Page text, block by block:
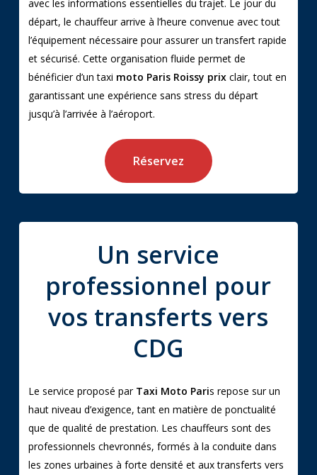
avec les informations essentielles du trajet. Le jour du
départ, le chauffeur arrive à l’heure convenue avec tout
l’équipement nécessaire pour assurer un transfert rapide
et sécurisé. Cette organisation fluide permet de
bénéficier d’un taxi moto Paris Roissy prix clair, tout en
garantissant une expérience sans stress du départ
jusqu’à l’arrivée à l’aéroport.
Réservez
Un service
professionnel pour
vos transferts vers
CDG
Le service proposé par Taxi Moto Paris repose sur un
haut niveau d’exigence, tant en matière de ponctualité
que de qualité de prestation. Les chauffeurs sont des
professionnels chevronnés, formés à la conduite dans
les zones urbaines à forte densité et aux transferts vers